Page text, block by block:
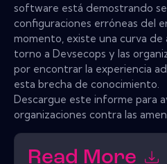
software está demostrando
configuraciones erróneas del
momento, existe una curva de
torno a Devsecops y las
por encontrar la experiencia
esta brecha de conocimiento.
Descargue este informe para
organizaciones contra las
Read More